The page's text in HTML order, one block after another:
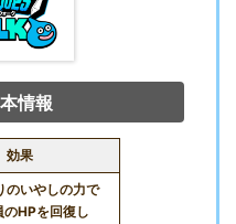
情報
効果
のいやしの力で
のHPを回復し